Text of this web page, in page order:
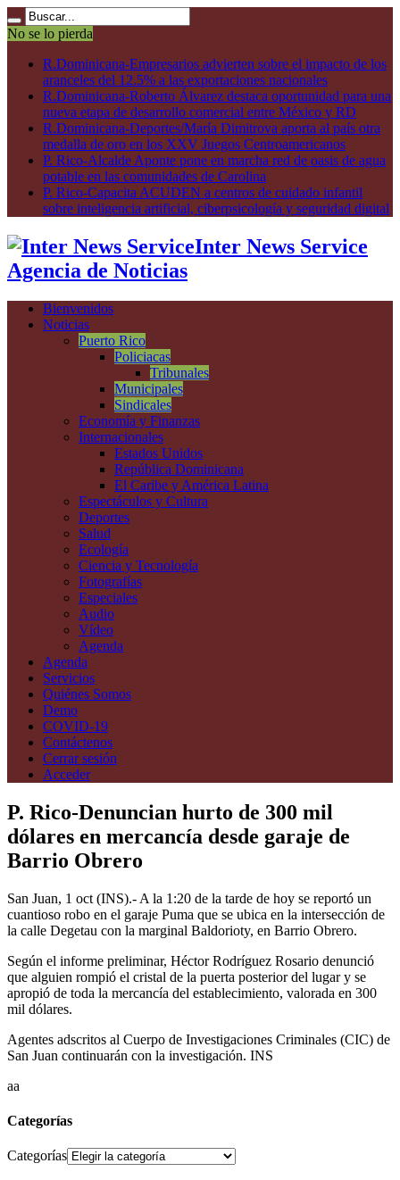
No se lo pierda
R.Dominicana-Empresarios advierten sobre el impacto de los
aranceles del 12.5% a las exportaciones nacionales
R.Dominicana-Roberto Álvarez destaca oportunidad para una
nueva etapa de desarrollo comercial entre México y RD
R.Dominicana-Deportes/María Dimitrova aporta al país otra
medalla de oro en los XXV Juegos Centroamericanos
P. Rico-Alcalde Aponte pone en marcha red de oasis de agua
potable en las comunidades de Carolina
P. Rico-Capacita ACUDEN a centros de cuidado infantil
sobre inteligencia artificial, ciberpsicología y seguridad digital
Inter News Service
Agencia de Noticias
Bienvenidos
Noticias
Puerto Rico
Policiacas
Tribunales
Municipales
Sindicales
Economía y Finanzas
Internacionales
Estados Unidos
República Dominicana
El Caribe y América Latina
Espectáculos y Cultura
Deportes
Salud
Ecología
Ciencia y Tecnología
Fotografías
Especiales
Audio
Vídeo
Agenda
Agenda
Servicios
Quiénes Somos
Demo
COVID-19
Contáctenos
Cerrar sesión
Acceder
P. Rico-Denuncian hurto de 300 mil
dólares en mercancía desde garaje de
Barrio Obrero
San Juan, 1 oct (INS).- A la 1:20 de la tarde de hoy se reportó un
cuantioso robo en el garaje Puma que se ubica en la intersección de
la calle Degetau con la marginal Baldorioty, en Barrio Obrero.
Según el informe preliminar, Héctor Rodríguez Rosario denunció
que alguien rompió el cristal de la puerta posterior del lugar y se
apropió de toda la mercancía del establecimiento, valorada en 300
mil dólares.
Agentes adscritos al Cuerpo de Investigaciones Criminales (CIC) de
San Juan continuarán con la investigación. INS
aa
Categorías
Categorías